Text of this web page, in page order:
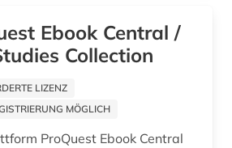
(1)
aluminiumlegierung (3)
Ebook Central /
Collection
LIZENZ
MÖGLICH
ProQuest Ebook Central